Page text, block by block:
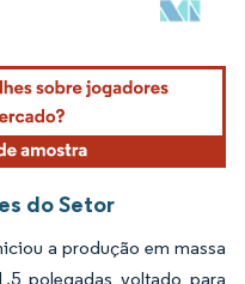
atribuição conforme CC BY 4.0.
do Setor
a produção em massa
polegadas voltado para